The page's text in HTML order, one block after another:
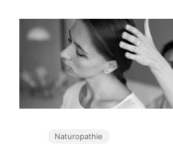
Naturopathie